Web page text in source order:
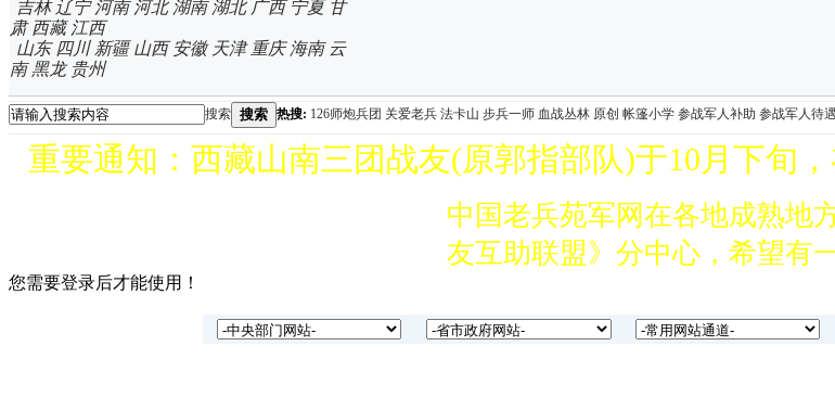
吉林 辽宁 河南 河北 湖南 湖北 广西 宁夏 甘
肃 西藏 江西
山东 四川 新疆 山西 安徽 天津 重庆 海南 云
南 黑龙 贵州
搜索 搜索 热搜: 126师炮兵团 关爱老兵 法卡山 步兵一师 血战丛林 原创 帐篷小学 参战军人补助 参战军人待遇
重要通知：西藏山南三团战友(原郭指部队)于10月下旬
中国老兵苑军网在各地成熟地
友互助联盟》分中心，希望有
业家速与中国老兵苑军网创始
您需要登录后才能使用！